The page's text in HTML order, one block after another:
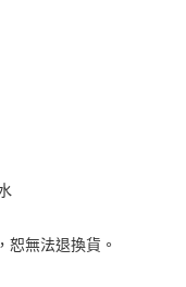
結帳。
恕無法退換貨。